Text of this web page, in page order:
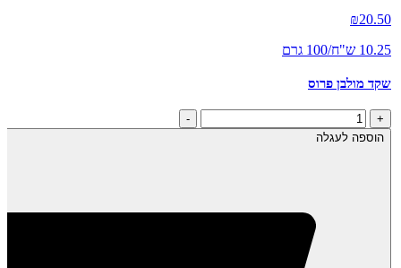
₪20.50
10.25 ש"ח/100 גרם
שקד מולבן פרוס
+
כמות
של
-
הוספה לעגלה